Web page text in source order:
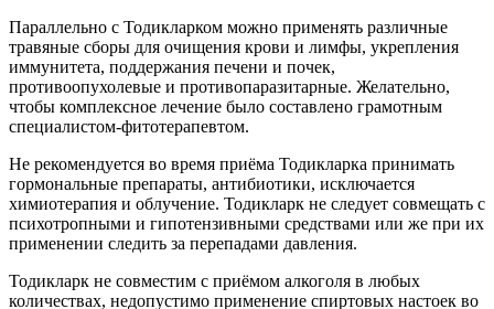
Параллельно с Тодикларком можно применять различные
травяные сборы для очищения крови и лимфы, укрепления
иммунитета, поддержания печени и почек,
противоопухолевые и противопаразитарные. Желательно,
чтобы комплексное лечение было составлено грамотным
специалистом-фитотерапевтом.
Не рекомендуется во время приёма Тодикларка принимать
гормональные препараты, антибиотики, исключается
химиотерапия и облучение. Тодикларк не следует совмещать с
психотропными и гипотензивными средствами или же при их
применении следить за перепадами давления.
Тодикларк не совместим с приёмом алкоголя в любых
количествах, недопустимо применение спиртовых настоек во